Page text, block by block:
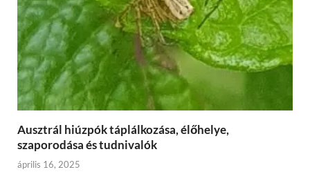
Ausztrál hiúzpók táplálkozása, élőhelye,
szaporodása és tudnivalók
április 16, 2025